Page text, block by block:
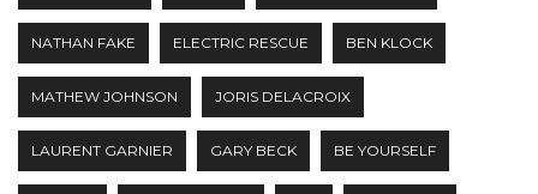
NATHAN FAKE ELECTRIC RESCUE BEN KLOCK
MATHEW JOHNSON JORIS DELACROIX
LAURENT GARNIER GARY BECK BE YOURSELF